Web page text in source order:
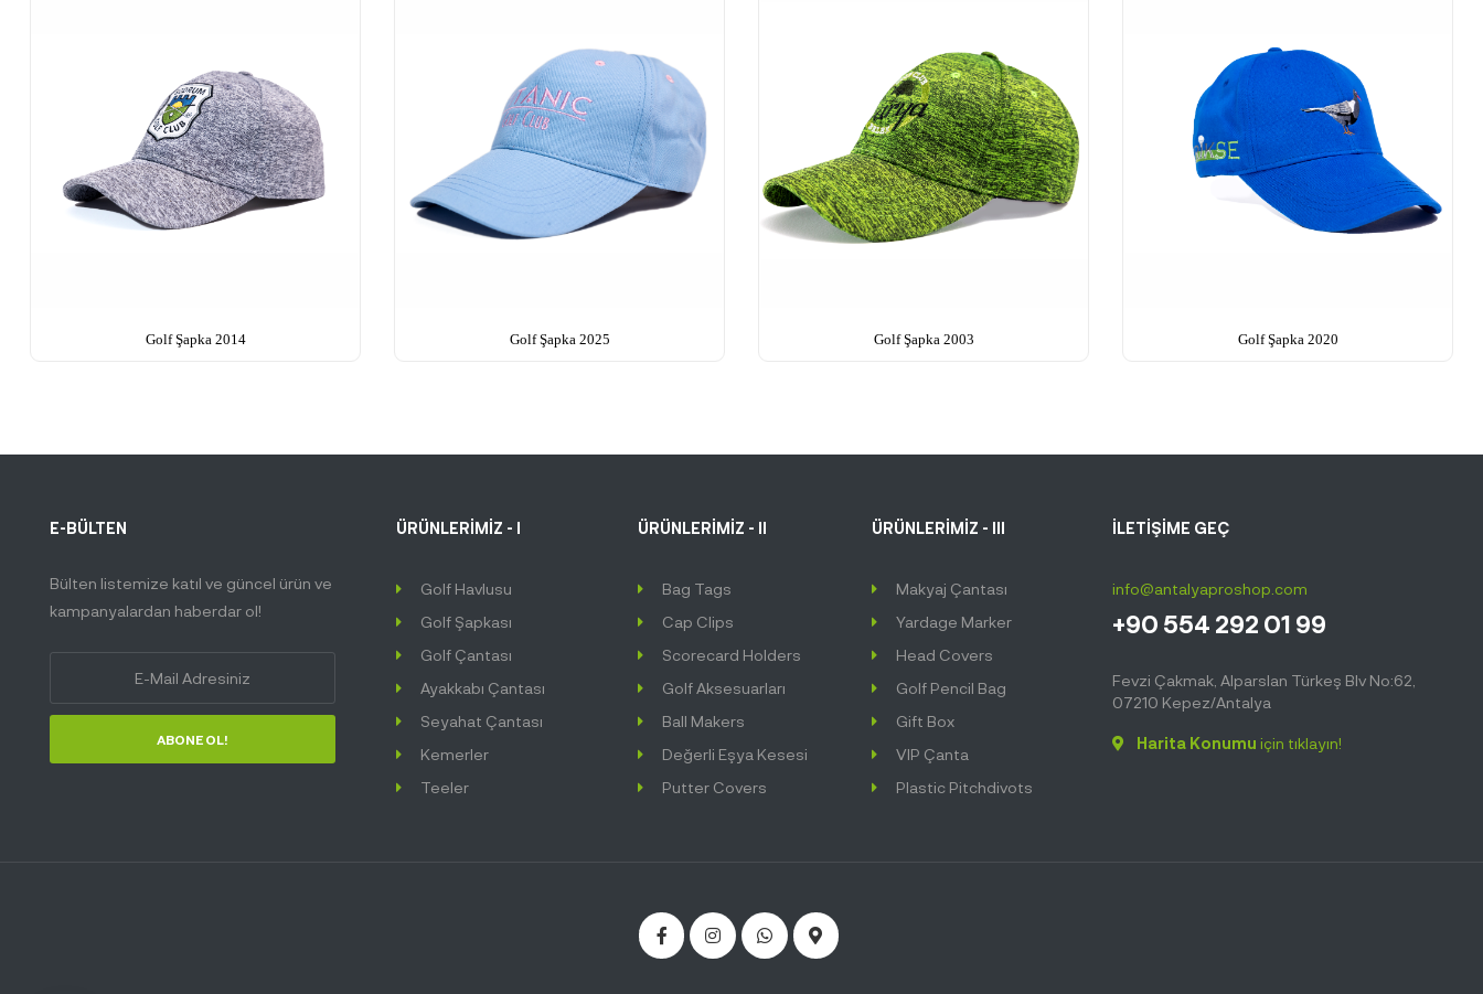
Golf Şapka 2014 Golf Şapka 2025 Golf Şapka 2003 Golf Şapka 2020
E-BÜLTEN
Bülten listemize katıl ve güncel ürün ve
kampanyalardan haberdar ol!
ABONE OL!
ÜRÜNLERİMİZ - I
Golf Havlusu
Golf Şapkası
Golf Çantası
Ayakkabı Çantası
Seyahat Çantası
Kemerler
Teeler
ÜRÜNLERİMİZ - II
Bag Tags
Cap Clips
Scorecard Holders
Golf Aksesuarları
Ball Makers
Değerli Eşya Kesesi
Putter Covers
ÜRÜNLERİMİZ - III
Makyaj Çantası
Yardage Marker
Head Covers
Golf Pencil Bag
Gift Box
VIP Çanta
Plastic Pitchdivots
İLETİŞİME GEÇ
info@antalyaproshop.com
+90 554 292 01 99
Fevzi Çakmak, Alparslan Türkeş Blv No:62,
07210 Kepez/Antalya
Harita Konumu için tıklayın!